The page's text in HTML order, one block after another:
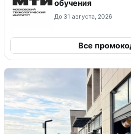
обучения
До 31 августа, 2026
Все